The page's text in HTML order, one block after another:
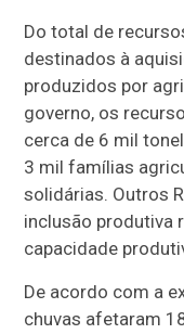
Do total de
destinados à
produzidos por
governo, os
cerca de 6 mil
3 mil famílias
solidárias. Outros
inclusão produtiva
capacidade
De acordo com a
chuvas afetaram